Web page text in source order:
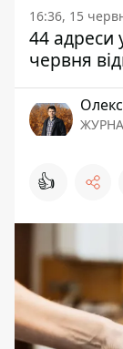
16:36, 15
44 адреси
червня
👍